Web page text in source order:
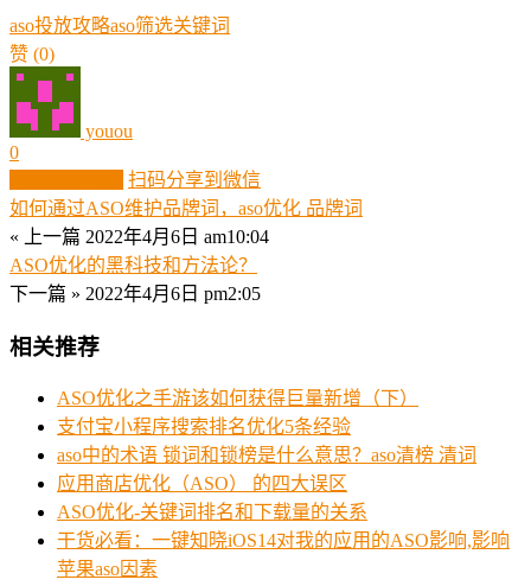
aso投放攻略aso筛选关键词
赞 (0)
youou
0
扫码分享到微信
如何通过ASO维护品牌词，aso优化 品牌词
« 上一篇 2022年4月6日 am10:04
ASO优化的黑科技和方法论？
下一篇 » 2022年4月6日 pm2:05
相关推荐
ASO优化之手游该如何获得巨量新增（下）
支付宝小程序搜索排名优化5条经验
aso中的术语 锁词和锁榜是什么意思？aso清榜 清词
应用商店优化（ASO） 的四大误区
ASO优化-关键词排名和下载量的关系
干货必看：一键知晓iOS14对我的应用的ASO影响,影响
苹果aso因素